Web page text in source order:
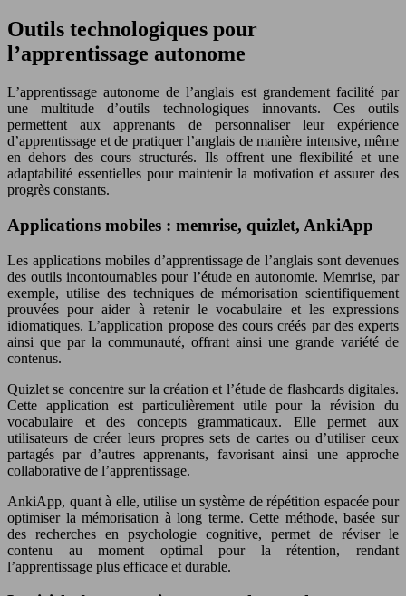
Outils technologiques pour
l’apprentissage autonome
L’apprentissage autonome de l’anglais est grandement facilité par
une multitude d’outils technologiques innovants. Ces outils
permettent aux apprenants de personnaliser leur expérience
d’apprentissage et de pratiquer l’anglais de manière intensive, même
en dehors des cours structurés. Ils offrent une flexibilité et une
adaptabilité essentielles pour maintenir la motivation et assurer des
progrès constants.
Applications mobiles : memrise, quizlet, AnkiApp
Les applications mobiles d’apprentissage de l’anglais sont devenues
des outils incontournables pour l’étude en autonomie. Memrise, par
exemple, utilise des techniques de mémorisation scientifiquement
prouvées pour aider à retenir le vocabulaire et les expressions
idiomatiques. L’application propose des cours créés par des experts
ainsi que par la communauté, offrant ainsi une grande variété de
contenus.
Quizlet se concentre sur la création et l’étude de flashcards digitales.
Cette application est particulièrement utile pour la révision du
vocabulaire et des concepts grammaticaux. Elle permet aux
utilisateurs de créer leurs propres sets de cartes ou d’utiliser ceux
partagés par d’autres apprenants, favorisant ainsi une approche
collaborative de l’apprentissage.
AnkiApp, quant à elle, utilise un système de répétition espacée pour
optimiser la mémorisation à long terme. Cette méthode, basée sur
des recherches en psychologie cognitive, permet de réviser le
contenu au moment optimal pour la rétention, rendant
l’apprentissage plus efficace et durable.